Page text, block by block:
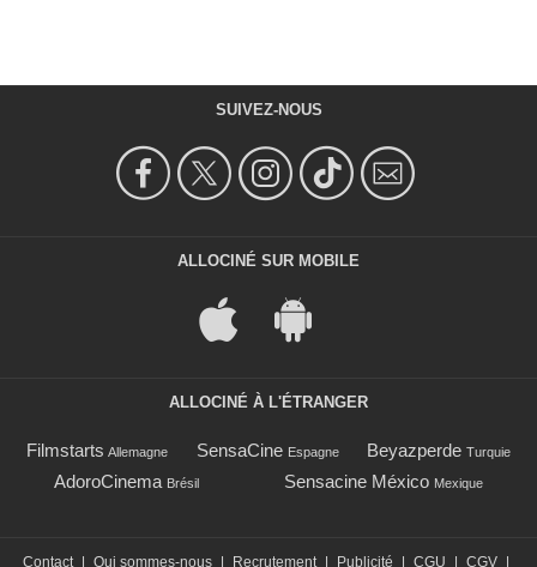
SUIVEZ-NOUS
ALLOCINÉ SUR MOBILE
ALLOCINÉ À L'ÉTRANGER
Filmstarts Allemagne SensaCine Espagne Beyazperde Turquie
AdoroCinema Brésil Sensacine México Mexique
Contact | Qui sommes-nous | Recrutement | Publicité | CGU | CGV |